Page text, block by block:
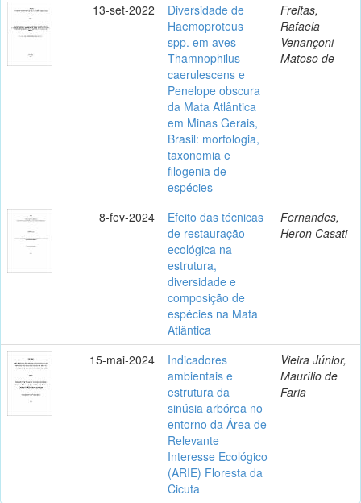
13-set-2022
Diversidade de
Haemoproteus
spp. em aves
Thamnophilus
caerulescens e
Penelope obscura
da Mata Atlântica
em Minas Gerais,
Brasil: morfologia,
taxonomia e
filogenia de
espécies
Freitas,
Rafaela
Venançoni
Matoso de
8-fev-2024
Efeito das técnicas
de restauração
ecológica na
estrutura,
diversidade e
composição de
espécies na Mata
Atlântica
Fernandes,
Heron Casati
15-mai-2024
Indicadores
ambientais e
estrutura da
sinúsia arbórea no
entorno da Área de
Relevante
Interesse Ecológico
(ARIE) Floresta da
Cicuta
Vieira Júnior,
Maurílio de
Faria